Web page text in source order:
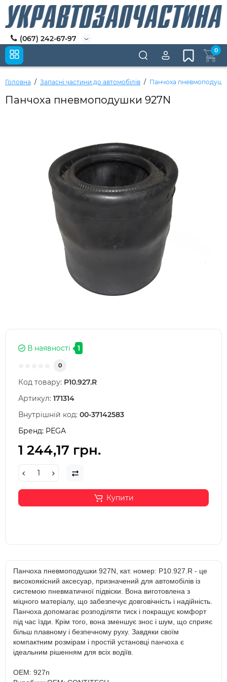
(067) 242-67-97
0
Головна Запасні частини до автомобілів Панчоха
Панчоха пневмоподушки 927N
В наявності 1
0
Код товару: P10.927.R
Артикул: 171314
Внутрішній код: 00-37142583
Бренд: PEGA
1 244,17 грн.
Купити
Панчоха пневмоподушки 927N, кат. номер: P10.927.R - це
високоякісний аксесуар, призначений для автомобілів із
системою пневматичної підвіски. Вона виготовлена з
міцного матеріалу, що забезпечує довговічність і надійність.
Панчоха допомагає розподіляти тиск і покращує комфорт
під час їзди. Крім того, вона зменшує знос і шум, що сприяє
більш плавному і безпечному руху. Завдяки своїм
компактним розмірам і простій установці панчоха є
ідеальним рішенням для всіх водіїв.
OEM: 927n